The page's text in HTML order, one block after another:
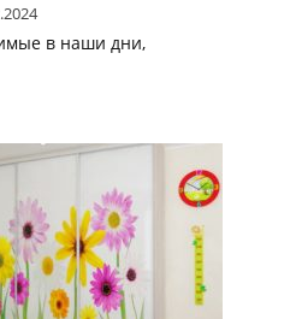
в наши дни,